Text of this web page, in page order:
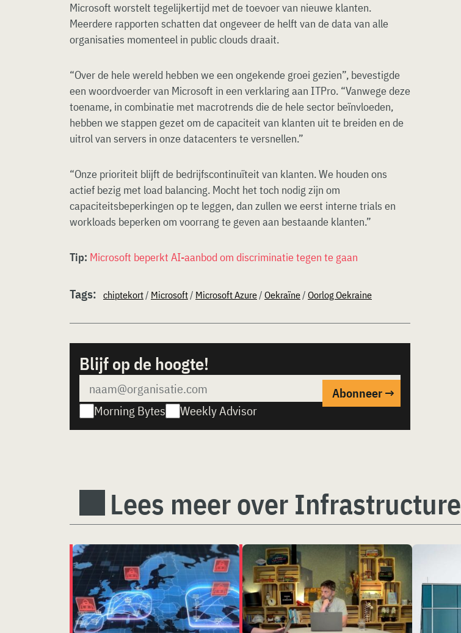
Microsoft worstelt tegelijkertijd met de toevoer van nieuwe klanten.
Meerdere rapporten schatten dat ongeveer de helft van de data van alle
organisaties momenteel in public clouds draait.
“Over de hele wereld hebben we een ongekende groei gezien”, bevestigde
een woordvoerder van Microsoft in een verklaring aan ITPro. “Vanwege deze
toename, in combinatie met macrotrends die de hele sector beïnvloeden,
hebben we stappen gezet om de capaciteit van klanten uit te breiden en de
uitrol van servers in onze datacenters te versnellen.”
“Onze prioriteit blijft de bedrijfscontinuïteit van klanten. We houden ons
actief bezig met load balancing. Mocht het toch nodig zijn om
capaciteitsbeperkingen op te leggen, dan zullen we eerst interne trials en
workloads beperken om voorrang te geven aan bestaande klanten.”
Tip: Microsoft beperkt AI-aanbod om discriminatie tegen te gaan
Tags: chiptekort/ Microsoft/ Microsoft Azure/ Oekraïne/ Oorlog Oekraine
Blijf op de hoogte!
Morning Bytes Weekly Advisor
Lees meer over Infrastructure